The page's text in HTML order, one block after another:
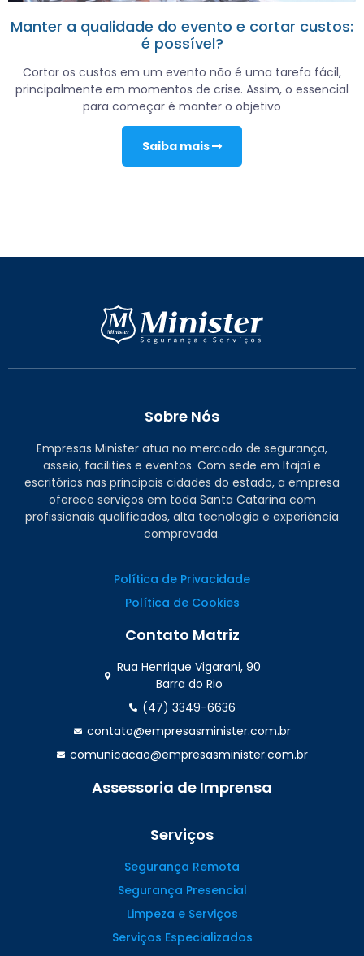
Manter a qualidade do evento e cortar custos:
é possível?
Cortar os custos em um evento não é uma tarefa fácil,
principalmente em momentos de crise. Assim, o essencial
para começar é manter o objetivo
Saiba mais
Sobre Nós
Empresas Minister atua no mercado de segurança,
asseio, facilities e eventos. Com sede em Itajaí e
escritórios nas principais cidades do estado, a empresa
oferece serviços em toda Santa Catarina com
profissionais qualificados, alta tecnologia e experiência
comprovada.
Política de Privacidade
Política de Cookies
Contato Matriz
Rua Henrique Vigarani, 90
Barra do Rio
(47) 3349-6636
contato@empresasminister.com.br
comunicacao@empresasminister.com.br
(47) 99988.4642
Assessoria de Imprensa
Serviços
Segurança Remota
Segurança Presencial
Limpeza e Serviços
Serviços Especializados